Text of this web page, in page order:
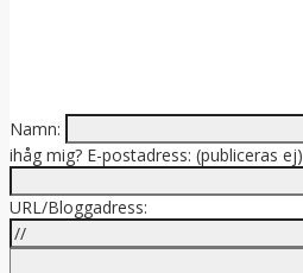
Namn:
ihåg mig? E-postadress: (publiceras ej)
URL/Bloggadress: